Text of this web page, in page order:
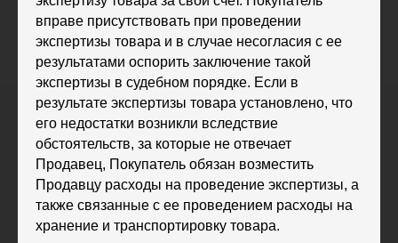
вправе присутствовать при проведении
экспертизы товара и в случае несогласия с ее
результатами оспорить заключение такой
экспертизы в судебном порядке. Если в
результате экспертизы товара установлено, что
его недостатки возникли вследствие
обстоятельств, за которые не отвечает
Продавец, Покупатель обязан возместить
Продавцу расходы на проведение экспертизы, а
также связанные с ее проведением расходы на
хранение и транспортировку товара.
Спортивная школа
по хоккею
ВКонтакте
НМХЛ
ВХЛ
КХЛ
НХЛ
Всё о хоккее
Медиа
Социальные проекты
Видео
Фото
Магазин
Фан-зона
Акции для
болельщиков